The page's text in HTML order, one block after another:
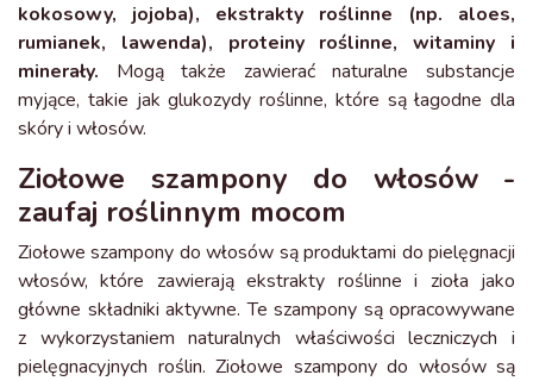
kokosowy, jojoba), ekstrakty roślinne (np. aloes,
rumianek, lawenda), proteiny roślinne, witaminy i
minerały. Mogą także zawierać naturalne substancje
myjące, takie jak glukozydy roślinne, które są łagodne dla
skóry i włosów.
Ziołowe szampony do włosów -
zaufaj roślinnym mocom
Ziołowe szampony do włosów są produktami do pielęgnacji
włosów, które zawierają ekstrakty roślinne i zioła jako
główne składniki aktywne. Te szampony są opracowywane
z wykorzystaniem naturalnych właściwości leczniczych i
pielęgnacyjnych roślin. Ziołowe szampony do włosów są